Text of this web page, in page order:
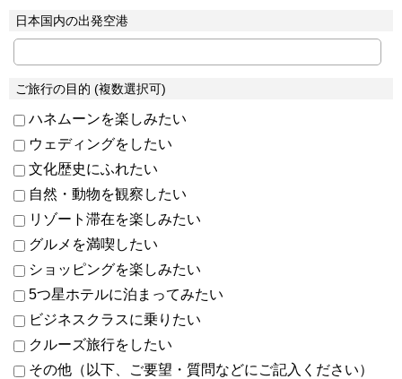
日本国内の出発空港
ご旅行の目的 (複数選択可)
ハネムーンを楽しみたい
ウェディングをしたい
文化歴史にふれたい
自然・動物を観察したい
リゾート滞在を楽しみたい
グルメを満喫したい
ショッピングを楽しみたい
5つ星ホテルに泊まってみたい
ビジネスクラスに乗りたい
クルーズ旅行をしたい
その他（以下、ご要望・質問などにご記入ください）